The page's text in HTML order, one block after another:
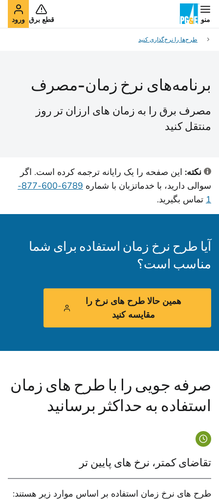
منو قطع برق ورود
طرح‌ها را نرخ‌گذاری کنید
برنامه‌های نرخ زمان-مصرف
مصرف برق را به زمان های ارزان تر روز
منتقل کنید
نکته: این صفحه را یک رایانه ترجمه کرده است. اگر
سوالی دارید، با خدماتزبان با شماره
6789-600-877-
1 تماس بگیرید.
آیا طرح نرخ زمان استفاده برای شما
مناسب است؟
همین حالا طرح های نرخ را
مقایسه کنید
صرفه جویی را با طرح های زمان
استفاده به حداکثر برسانید
تقاضای کمتر، نرخ های پایین تر
طرح های نرخ زمان استفاده بر اساس موارد زیر هستند: